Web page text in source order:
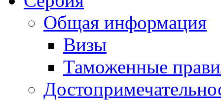
Общая информация
Визы
Таможенные